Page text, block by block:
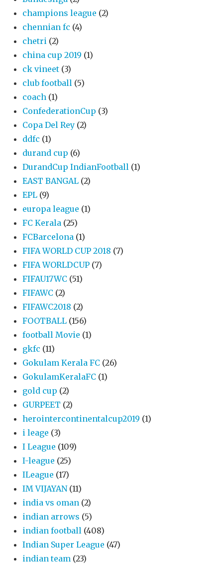
champions league (2)
chennian fc (4)
chetri (2)
china cup 2019 (1)
ck vineet (3)
club football (5)
coach (1)
ConfederationCup (3)
Copa Del Rey (2)
ddfc (1)
durand cup (6)
DurandCup IndianFootball (1)
EAST BANGAL (2)
EPL (9)
europa league (1)
FC Kerala (25)
FCBarcelona (1)
FIFA WORLD CUP 2018 (7)
FIFA WORLDCUP (7)
FIFAU17WC (51)
FIFAWC (2)
FIFAWC2018 (2)
FOOTBALL (156)
football Movie (1)
gkfc (11)
Gokulam Kerala FC (26)
GokulamKeralaFC (1)
gold cup (2)
GURPEET (2)
herointercontinentalcup2019 (1)
i leage (3)
I League (109)
I-league (25)
ILeague (17)
IM VIJAYAN (11)
india vs oman (2)
indian arrows (5)
indian football (408)
Indian Super League (47)
indian team (23)